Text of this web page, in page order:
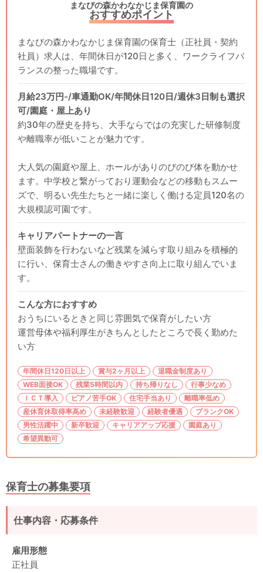
まなびの森かわなかじま保育園の
おすすめポイント
まなびの森かわなかじま保育園の保育士（正社員・契約
社員）求人は、年間休日が120日と多く、ワークライフバ
ランスの整った職場です。
月給23万円-/車通勤OK/年間休日120日/週休3日制も選択
可/園庭・屋上あり
約30年の歴史を持ち、大手ならではの充実した研修制度
や離職率が低いことが魅力です。
大人気の園庭や屋上、ホールがありのびのび体を動かせ
ます。中学校と繋がっており運動会などの移動もスムー
ズで、明るい先生たちと一緒に楽しく働ける定員120名の
大規模認可園です。
キャリアパートナーの一言
壁面装飾を行わないなど残業を減らす取り組みを積極的
に行い、保育士さんの働きやすさ向上に取り組んでいま
す。
こんな方におすすめ
おうちにいるときと同じ雰囲気で保育がしたい方
運営母体や福利厚生がきちんとしたところで長く勤めた
い方
年間休日120日以上 賞与2ヶ月以上
退職金制度あり
WEB面接OK
残業5時間以内 持ち帰りなし
行事少なめ
ＩＣＴ導入
ピアノ苦手OK 住宅手当あり
離職率低め
産休育休取得率高め
未経験歓迎 経験者優遇
ブランクOK
男性活躍中
新卒歓迎 キャリアアップ応援
園庭あり
希望異動可
保育士の募集要項
仕事内容・応募条件
雇用形態
正社員